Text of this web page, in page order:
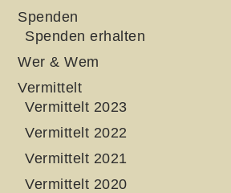
Spenden
Spenden erhalten
Wer & Wem
Vermittelt
Vermittelt 2023
Vermittelt 2022
Vermittelt 2021
Vermittelt 2020